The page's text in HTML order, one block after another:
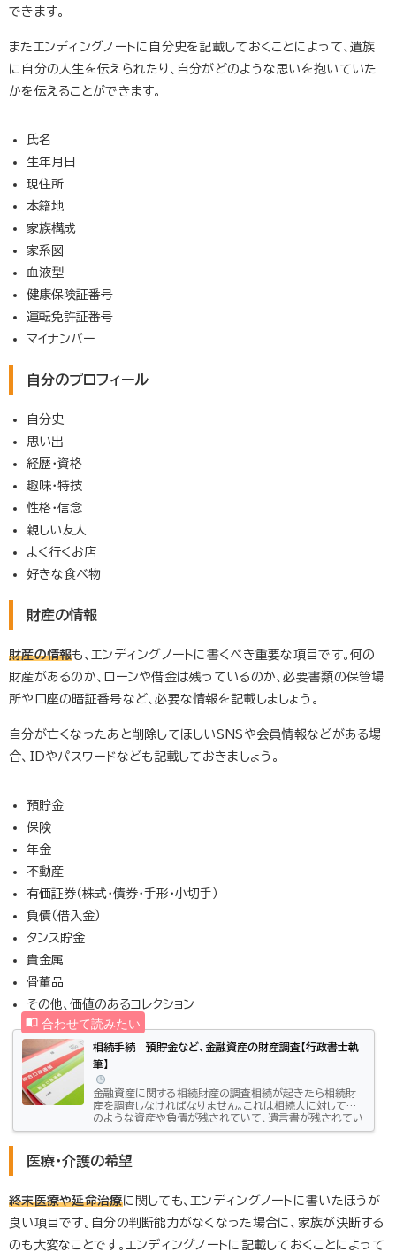
できます。
またエンディングノートに自分史を記載しておくことによって、遺族
に自分の人生を伝えられたり、自分がどのような思いを抱いていた
かを伝えることができます。
氏名
生年月日
現住所
本籍地
家族構成
家系図
血液型
健康保険証番号
運転免許証番号
マイナンバー
自分のプロフィール
自分史
思い出
経歴・資格
趣味・特技
性格・信念
親しい友人
よく行くお店
好きな食べ物
財産の情報
財産の情報も、エンディングノートに書くべき重要な項目です。何の
財産があるのか、ローンや借金は残っているのか、必要書類の保管場
所や口座の暗証番号など、必要な情報を記載しましょう。
自分が亡くなったあと削除してほしいSNSや会員情報などがある場
合、IDやパスワードなども記載しておきましょう。
預貯金
保険
年金
不動産
有価証券（株式・債券・手形・小切手）
負債（借入金）
タンス貯金
貴金属
骨董品
その他、価値のあるコレクション
相続手続｜預貯金など、金融資産の財産調査【行政書士執
筆】
金融資産に関する相続財産の調査相続が起きたら相続財
産を調査しなければなりません。これは相続人に対してど
のような資産や負債が残されていて、遺言書が残されてい
ない場合には遺産分割協議の際にその対象となるものを
続財産の中でも金融資産（預貯金）に関する調査について
解説をしたいと思います。財産調査の基礎知識金融資産の
ての基礎知識を確認しておきましょう。相続財産の種類相
続財産にはプラスの財産とマイナス...
医療・介護の希望
終末医療や延命治療に関しても、エンディングノートに書いたほうが
良い項目です。自分の判断能力がなくなった場合に、家族が決断する
のも大変なことです。エンディングノートに記載しておくことによって